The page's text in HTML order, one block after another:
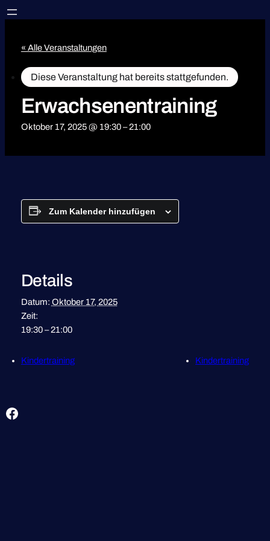
« Alle Veranstaltungen
Diese Veranstaltung hat bereits stattgefunden.
Erwachsenentraining
Oktober 17, 2025 @ 19:30–21:00
Zum Kalender hinzufügen
Details
Datum: Oktober 17, 2025
Zeit:
19:30 – 21:00
Kindertraining Kindertraining
Facebook